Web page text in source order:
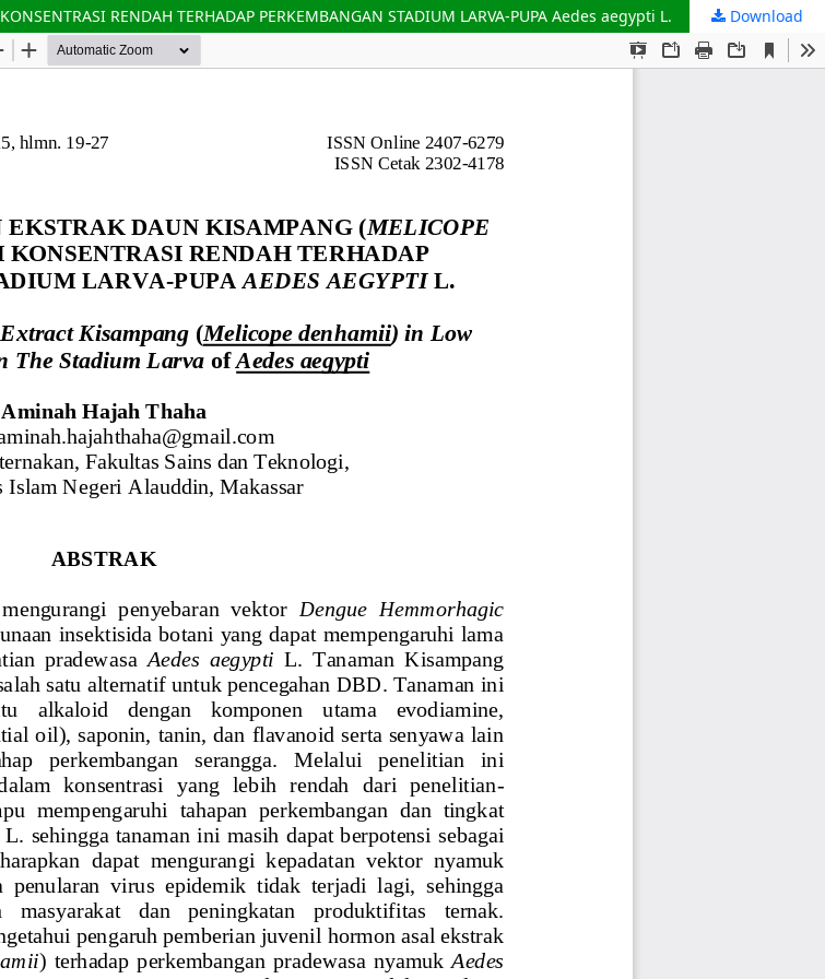
RENDAH TERHADAP PERKEMBANGAN STADIUM LARVA-PUPA Aedes aegypti L. Download